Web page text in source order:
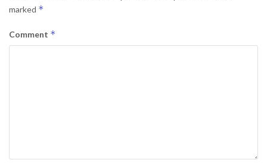
marked *
Comment *